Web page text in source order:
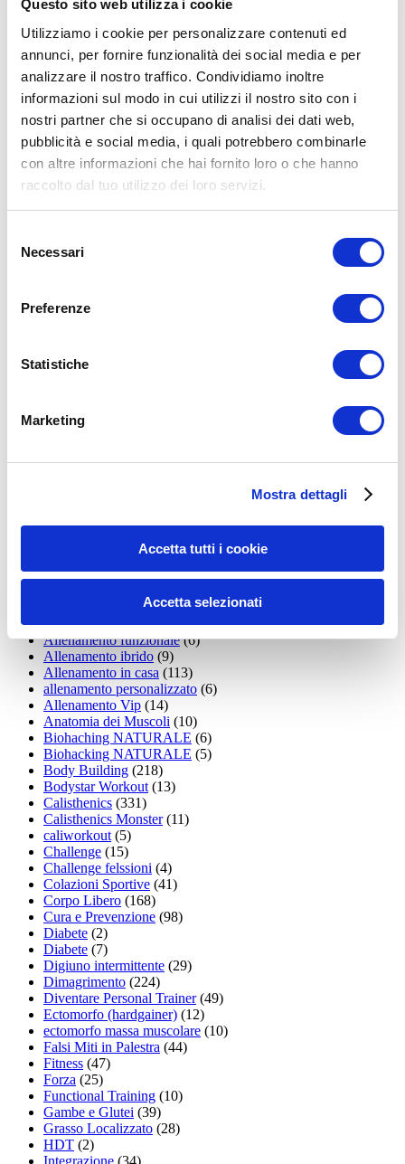
Questo sito web utilizza i cookie
Utilizziamo i cookie per personalizzare contenuti ed
annunci, per fornire funzionalità dei social media e per
analizzare il nostro traffico. Condividiamo inoltre
informazioni sul modo in cui utilizzi il nostro sito con i
nostri partner che si occupano di analisi dei dati web,
pubblicità e social media, i quali potrebbero combinarle
con altre informazioni che hai fornito loro o che hanno
raccolto dal tuo utilizzo dei loro servizi.
delNecessari
Preferenze
Statistiche
Marketing
Mostra dettagli
Accetta tutti i cookie
Accetta selezionati
ALLENATI CON ME!
35workout(10)
Allenamenti con elastici(26)
Allenamenti in Diretta(30)
Allenamento aerobico(16)
Allenamento con il TRX(36)
Allenamento Donne(75)
Allenamento funzionale(6)
Allenamento ibrido (9)
Allenamento in casa (113)
allenamento personalizzato (6)
Allenamento Vip (14)
Anatomia dei Muscoli (10)
Biohaching NATURALE (6)
Biohacking NATURALE (5)
Body Building (218)
Bodystar Workout(13)
Calisthenics (331)
Calisthenics Monster(11)
caliworkout(5)
Challenge (15)
Challenge felssioni (4)
Colazioni Sportive (41)
Corpo Libero (168)
Cura e Prevenzione (98)
Diabete (2)
Diabete (7)
Digiuno intermittente (29)
Dimagrimento (224)
Diventare Personal Trainer(49)
Ectomorfo (hardgainer) (12)
ectomorfo massa muscolare (10)
Falsi Miti in Palestra (44)
Fitness (47)
Forza (25)
Functional Training (10)
Gambe e Glutei (39)
Grasso Localizzato (28)
HDT (2)